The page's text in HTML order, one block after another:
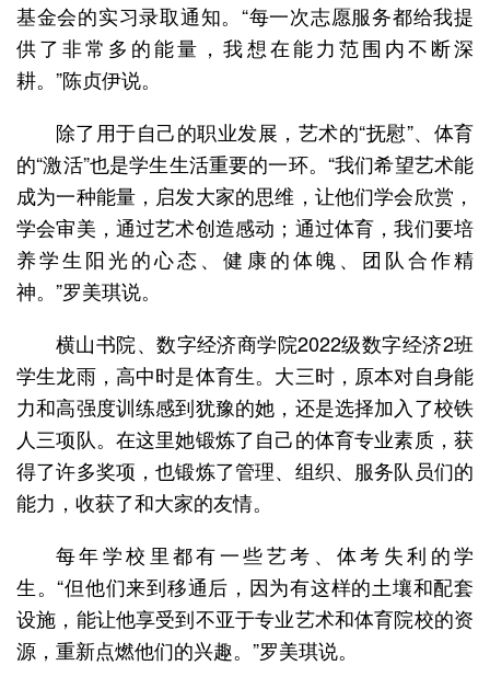
基金会的实习录取通知。“每一次志愿服务都给我提
供了非常多的能量，我想在能力范围内不断深
耕。”陈贞伊说。
除了用于自己的职业发展，艺术的“抚慰”、体育
的“激活”也是学生生活重要的一环。“我们希望艺术能
成为一种能量，启发大家的思维，让他们学会欣赏，
学会审美，通过艺术创造感动；通过体育，我们要培
养学生阳光的心态、健康的体魄、团队合作精
神。”罗美琪说。
横山书院、数字经济商学院2022级数字经济2班
学生龙雨，高中时是体育生。大三时，原本对自身能
力和高强度训练感到犹豫的她，还是选择加入了校铁
人三项队。在这里她锻炼了自己的体育专业素质，获
得了许多奖项，也锻炼了管理、组织、服务队员们的
能力，收获了和大家的友情。
每年学校里都有一些艺考、体考失利的学
生。“但他们来到移通后，因为有这样的土壤和配套
设施，能让他享受到不亚于专业艺术和体育院校的资
源，重新点燃他们的兴趣。”罗美琪说。